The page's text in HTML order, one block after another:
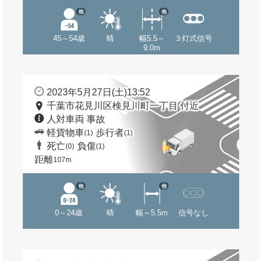
45～54歳
他
晴
幅5.5～
9.0m
他
３灯式信号
2023年5月27日(土)13:52
千葉市花見川区検見川町一丁目 付近
人対車両 事故
軽貨物車(1) 歩行者(1)
死亡(0) 負傷(1)
距離107m
0～24歳
他
晴 幅～5.5m
他
信号なし